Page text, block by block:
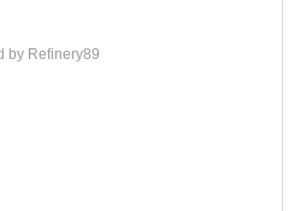
by Refinery89